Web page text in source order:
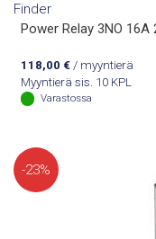
Finder
Power Relay 3NO 16A
118,00 €/ myyntierä
Myyntierä sis. 10 KPL
Varastossa
-23%